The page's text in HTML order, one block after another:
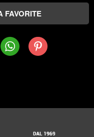
WhatsAppPinterest